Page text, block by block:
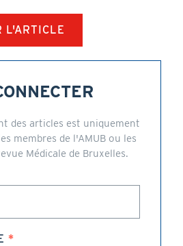
L'ARTICLE
des articles est uniquement
membres de l'AMUB ou les
Médicale de Bruxelles.